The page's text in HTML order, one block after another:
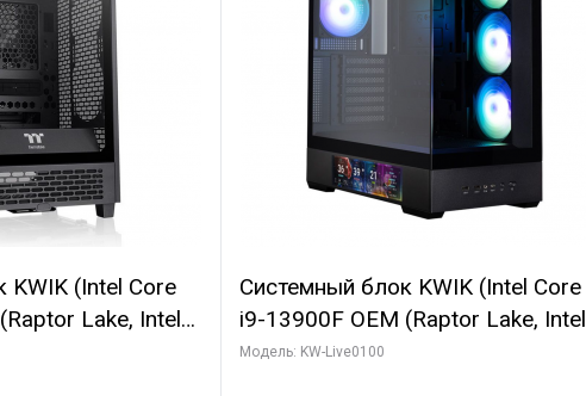
KWIK (Intel Core
Lake, Intel
ГБ ОЗУ (2
Системный блок KWIK (Intel Core
i9-13900F OEM (Raptor Lake, Intel
7, Efficient-co/ 16 ГБ ОЗУ (2
Модель: KW-Live0100